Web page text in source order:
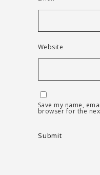
Website
Save my name,
browser for the